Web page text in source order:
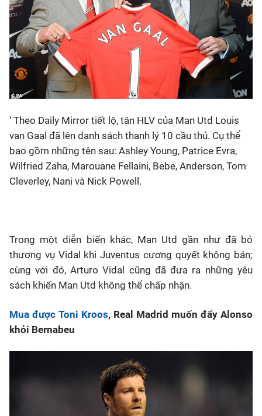
‘ Theo Daily Mirror tiết lộ, tân HLV của Man Utd Louis
van Gaal đã lên danh sách thanh lý 10 cầu thủ. Cụ thể
bao gồm những tên sau: Ashley Young, Patrice Evra,
Wilfried Zaha, Marouane Fellaini, Bebe, Anderson, Tom
Cleverley, Nani và Nick Powell.
Trong một diễn biến khác, Man Utd gần như đã bỏ
thương vụ Vidal khi Juventus cương quyết không bán;
cùng với đó, Arturo Vidal cũng đã đưa ra những yêu
sách khiến Man Utd không thể chấp nhận.
Mua được Toni Kroos, Real Madrid muốn đẩy Alonso
khỏi Bernabeu